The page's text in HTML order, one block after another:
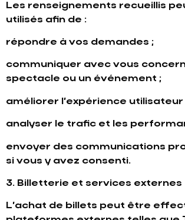
Les renseignements recueillis
utilisés afin de :
répondre à vos demandes ;
communiquer avec vous
spectacle ou un événement ;
améliorer l’expérience utilisateur
analyser le trafic et les
envoyer des communications
si vous y avez consenti.
3. Billetterie et services externes
L’achat de billets peut être